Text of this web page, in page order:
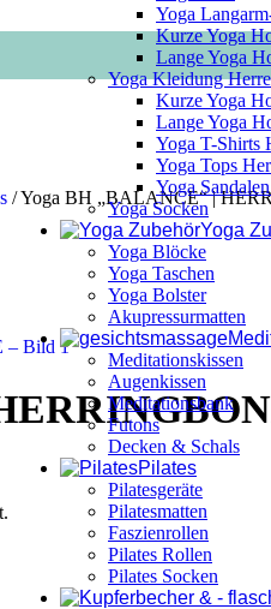
Yoga
Kurze Yoga
Lange Yoga
Yoga Kleidung
Kurze Yoga
Lange Yoga
Yoga T-Shirts
Yoga Tops
Yoga
Yoga Socken
Yoga
Yoga Blöcke
Yoga Taschen
Yoga Bolster
Akupressurmatten
Meditationskissen
Augenkissen
Meditationsbank
Futons
Decken & Schals
Pilates
Pilatesgeräte
Pilatesmatten
Faszienrollen
Pilates Rollen
Pilates Socken
/Yoga BH „BALANCE“ |